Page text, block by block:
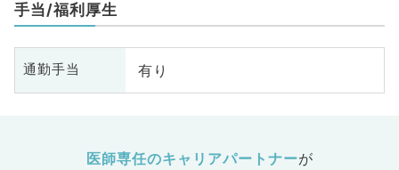
手当/福利厚生
通勤手当 有り
医師専任のキャリアパートナーが